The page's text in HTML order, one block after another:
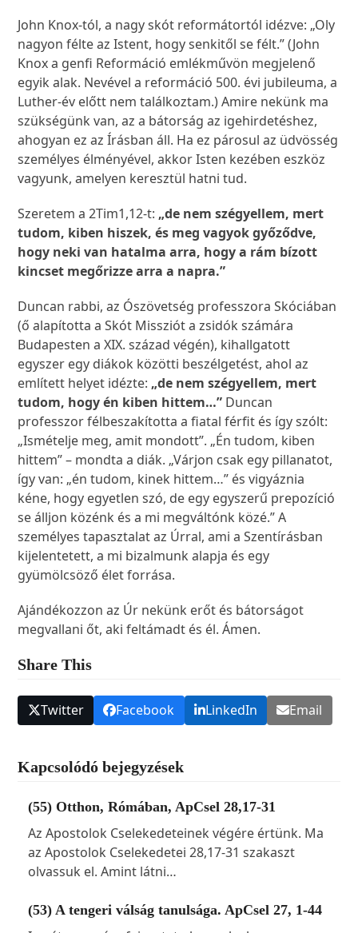
John Knox-tól, a nagy skót reformátortól idézve: „Oly
nagyon félte az Istent, hogy senkitől se félt.” (John
Knox a genfi Reformáció emlékművön megjelenő
egyik alak. Nevével a reformáció 500. évi jubileuma, a
Luther-év előtt nem találkoztam.) Amire nekünk ma
szükségünk van, az a bátorság az igehirdetéshez,
ahogyan ez az Írásban áll. Ha ez párosul az üdvösség
személyes élményével, akkor Isten kezében eszköz
vagyunk, amelyen keresztül hatni tud.
Szeretem a 2Tim1,12-t: „de nem szégyellem, mert
tudom, kiben hiszek, és meg vagyok győződve,
hogy neki van hatalma arra, hogy a rám bízott
kincset megőrizze arra a napra.”
Duncan rabbi, az Ószövetség professzora Skóciában
(ő alapította a Skót Missziót a zsidók számára
Budapesten a XIX. század végén), kihallgatott
egyszer egy diákok közötti beszélgetést, ahol az
említett helyet idézte: „de nem szégyellem, mert
tudom, hogy én kiben hittem…” Duncan
professzor félbeszakította a fiatal férfit és így szólt:
„Ismételje meg, amit mondott”. „Én tudom, kiben
hittem” – mondta a diák. „Várjon csak egy pillanatot,
így van: „én tudom, kinek hittem…” és vigyáznia
kéne, hogy egyetlen szó, de egy egyszerű prepozíció
se álljon közénk és a mi megváltónk közé.” A
személyes tapasztalat az Úrral, ami a Szentírásban
kijelentetett, a mi bizalmunk alapja és egy
gyümölcsöző élet forrása.
Ajándékozzon az Úr nekünk erőt és bátorságot
megvallani őt, aki feltámadt és él. Ámen.
Share This
Twitter Facebook LinkedIn Email
Kapcsolódó bejegyzések
(55) Otthon, Rómában, ApCsel 28,17-31
Az Apostolok Cselekedeteinek végére értünk. Ma
az Apostolok Cselekedetei 28,17-31 szakaszt
olvassuk el. Amint látni…
(53) A tengeri válság tanulsága. ApCsel 27, 1-44